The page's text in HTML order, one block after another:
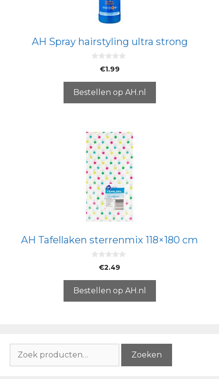
AH Spray hairstyling ultra strong
5
€1.99
Bestellen op AH.nl
AH Tafellaken sterrenmix 118×180 cm
5
€2.49
Bestellen op AH.nl
naar:
Zoeken